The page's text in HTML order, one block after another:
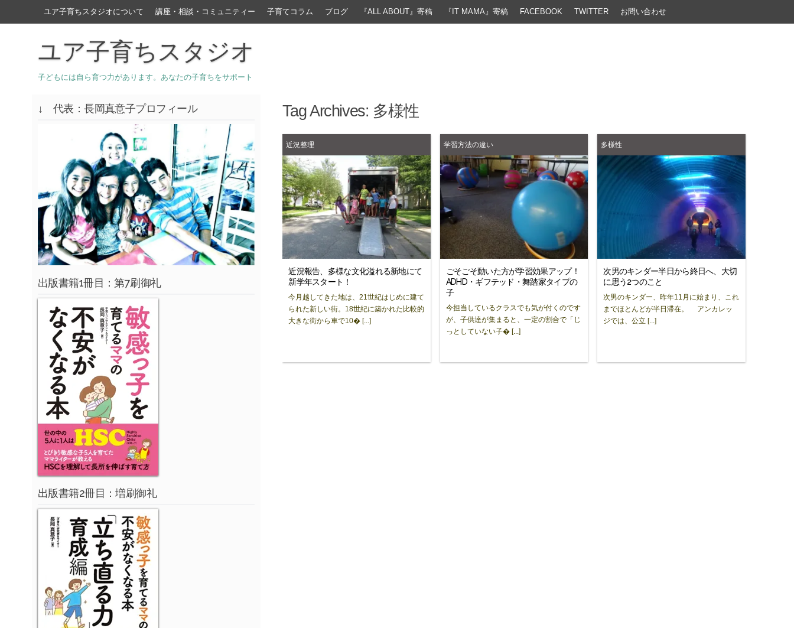
ユア子育ちスタジオについて 講座・相談・コミュニティー 子育てコラム ブログ 『ALL ABOUT』寄稿 『IT MAMA』寄稿 FACEBOOK TWITTER お問い合わせ
ユア子育ちスタジオ
子どもには自ら育つ力があります。あなたの子育ちをサポート
Tag Archives: 多様性
近況整理
近況報告、多様な文化溢れる新地にて
新学年スタート！
今月越してきた地は、21世紀はじめに建て
られた新しい街。18世紀に築かれた比較的
大きな街から車で10� [...]
学習方法の違い
ごそごそ動いた方が学習効果アップ！
ADHD・ギフテッド・舞踏家タイプの
子
今担当しているクラスでも気が付くのです
が、子供達が集まると、一定の割合で「じ
っとしていない子� [...]
多様性
次男のキンダー半日から終日へ、大切
に思う2つのこと
次男のキンダー、昨年11月に始まり、これ
までほとんどが半日滞在。 アンカレッ
ジでは、公立 [...]
↓ 代表：長岡真意子プロフィール
出版書籍1冊目：第7刷御礼
出版書籍2冊目：増刷御礼